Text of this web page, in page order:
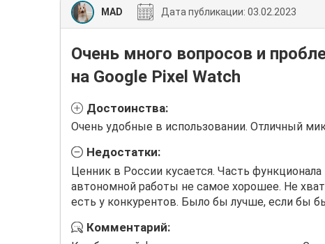
MAD Дата публикации: 03.02.2023
Очень много вопросов и
на Google Pixel Watch
Достоинства:
Очень удобные в использовании. Отличный
Недостатки:
Ценник в России кусается. Часть
автономной работы не самое хорошее. Не
есть у конкурентов. Было бы лучше, если бы
Комментарий: